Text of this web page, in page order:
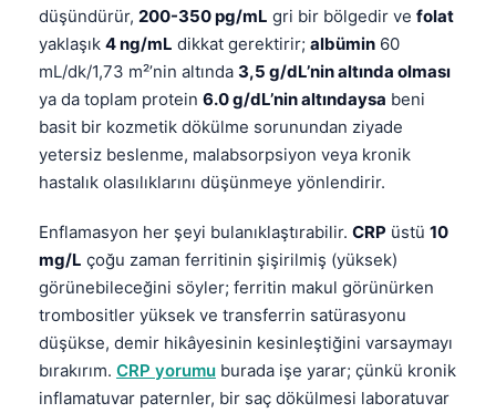
düşündürür, 200-350 pg/mL gri bir bölgedir ve folat
yaklaşık 4 ng/mL dikkat gerektirir; albümin 60
mL/dk/1,73 m²’nin altında 3,5 g/dL’nin altında olması
ya da toplam protein 6.0 g/dL’nin altındaysa beni
basit bir kozmetik dökülme sorunundan ziyade
yetersiz beslenme, malabsorpsiyon veya kronik
hastalık olasılıklarını düşünmeye yönlendirir.
Enflamasyon her şeyi bulanıklaştırabilir. CRP üstü 10
mg/L çoğu zaman ferritinin şişirilmiş (yüksek)
görünebileceğini söyler; ferritin makul görünürken
trombositler yüksek ve transferrin satürasyonu
düşükse, demir hikâyesinin kesinleştiğini varsaymayı
bırakırım. CRP yorumu burada işe yarar; çünkü kronik
inflamatuvar paternler, bir saç dökülmesi laboratuvar
Bahasa Indonesia
Հայերեն
Íslenska
Српски језик
Svenska
Bosanski
Azərbaycan dili
Eesti
日本語
Čeština
ქართული